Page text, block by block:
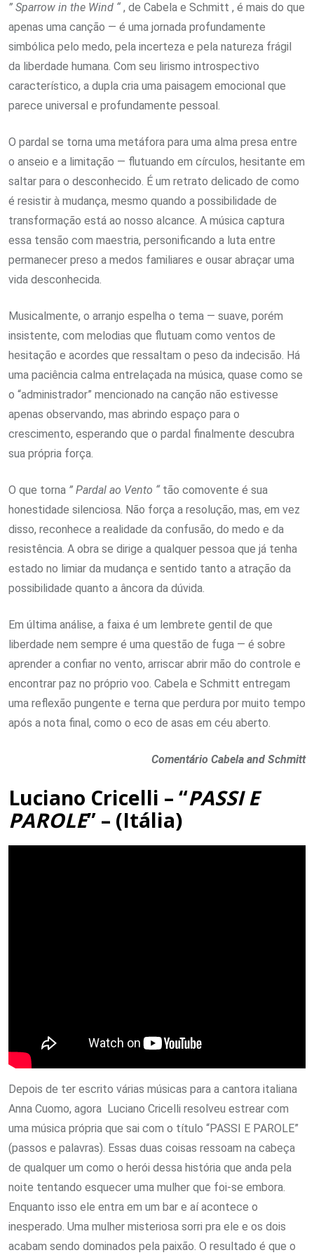
” Sparrow in the Wind “, de Cabela e Schmitt , é mais do que
apenas uma canção — é uma jornada profundamente
simbólica pelo medo, pela incerteza e pela natureza frágil
da liberdade humana. Com seu lirismo introspectivo
característico, a dupla cria uma paisagem emocional que
parece universal e profundamente pessoal.
O pardal se torna uma metáfora para uma alma presa entre
o anseio e a limitação — flutuando em círculos, hesitante em
saltar para o desconhecido. É um retrato delicado de como
é resistir à mudança, mesmo quando a possibilidade de
transformação está ao nosso alcance. A música captura
essa tensão com maestria, personificando a luta entre
permanecer preso a medos familiares e ousar abraçar uma
vida desconhecida.
Musicalmente, o arranjo espelha o tema — suave, porém
insistente, com melodias que flutuam como ventos de
hesitação e acordes que ressaltam o peso da indecisão. Há
uma paciência calma entrelaçada na música, quase como se
o “administrador” mencionado na canção não estivesse
apenas observando, mas abrindo espaço para o
crescimento, esperando que o pardal finalmente descubra
sua própria força.
O que torna ” Pardal ao Vento “tão comovente é sua
honestidade silenciosa. Não força a resolução, mas, em vez
disso, reconhece a realidade da confusão, do medo e da
resistência. A obra se dirige a qualquer pessoa que já tenha
estado no limiar da mudança e sentido tanto a atração da
possibilidade quanto a âncora da dúvida.
Em última análise, a faixa é um lembrete gentil de que
liberdade nem sempre é uma questão de fuga — é sobre
aprender a confiar no vento, arriscar abrir mão do controle e
encontrar paz no próprio voo. Cabela e Schmitt entregam
uma reflexão pungente e terna que perdura por muito tempo
após a nota final, como o eco de asas em céu aberto.
Comentário Cabela and Schmitt
Luciano Cricelli – “PASSI E
PAROLE” – (Itália)
Depois de ter escrito várias músicas para a cantora italiana
Anna Cuomo, agora Luciano Cricelli resolveu estrear com
uma música própria que sai com o título “PASSI E PAROLE”
(passos e palavras). Essas duas coisas ressoam na cabeça
de qualquer um como o herói dessa história que anda pela
noite tentando esquecer uma mulher que foi-se embora.
Enquanto isso ele entra em um bar e aí acontece o
inesperado. Uma mulher misteriosa sorri pra ele e os dois
acabam sendo dominados pela paixão. O resultado é que o